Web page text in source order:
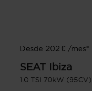
Desde 202 € /mes*
SEAT
Ibiza
1.0 TSI 70kW